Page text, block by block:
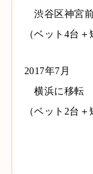
渋谷区神宮
（ベット4台
2017年7月
横浜に移転
（ベット2台